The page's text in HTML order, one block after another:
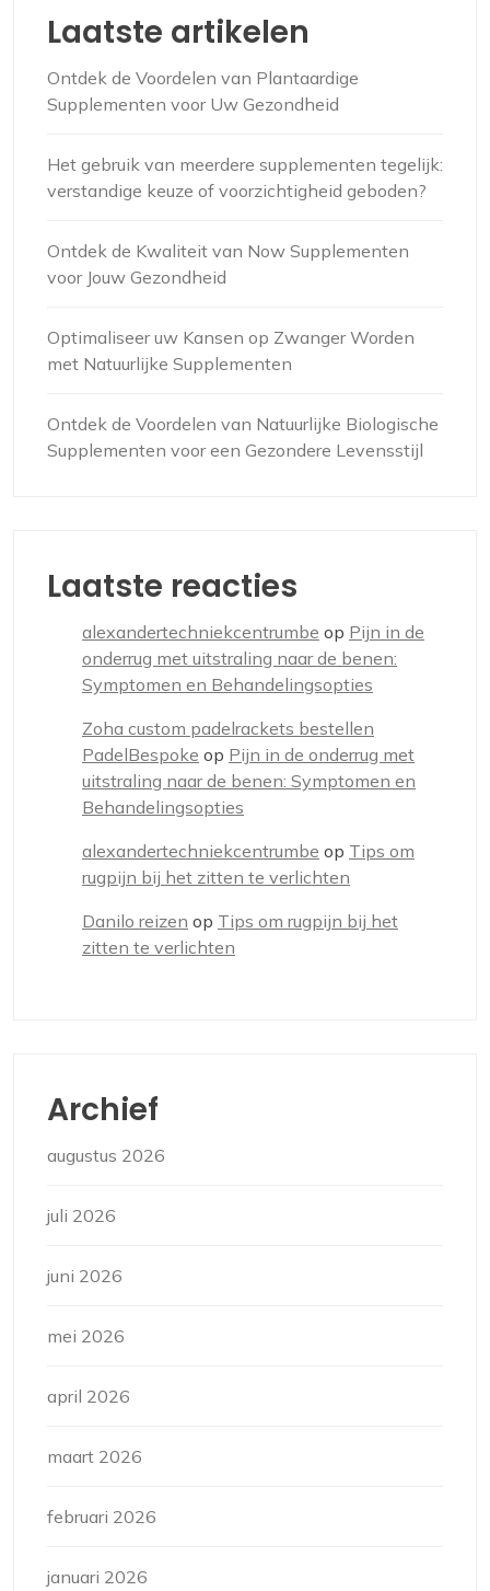
Laatste artikelen
Ontdek de Voordelen van Plantaardige
Supplementen voor Uw Gezondheid
Het gebruik van meerdere supplementen tegelijk:
verstandige keuze of voorzichtigheid geboden?
Ontdek de Kwaliteit van Now Supplementen
voor Jouw Gezondheid
Optimaliseer uw Kansen op Zwanger Worden
met Natuurlijke Supplementen
Ontdek de Voordelen van Natuurlijke Biologische
Supplementen voor een Gezondere Levensstijl
Laatste reacties
alexandertechniekcentrumbe op Pijn in de
onderrug met uitstraling naar de benen:
Symptomen en Behandelingsopties
Zoha custom padelrackets bestellen
PadelBespoke op Pijn in de onderrug met
uitstraling naar de benen: Symptomen en
Behandelingsopties
alexandertechniekcentrumbe op Tips om
rugpijn bij het zitten te verlichten
Danilo reizen op Tips om rugpijn bij het
zitten te verlichten
Archief
augustus 2026
juli 2026
juni 2026
mei 2026
april 2026
maart 2026
februari 2026
januari 2026